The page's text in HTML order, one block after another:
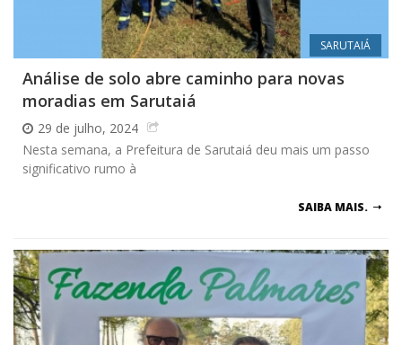
SARUTAIÁ
Análise de solo abre caminho para novas
moradias em Sarutaiá
29 de julho, 2024
Nesta semana, a Prefeitura de Sarutaiá deu mais um passo
significativo rumo à
SAIBA MAIS.